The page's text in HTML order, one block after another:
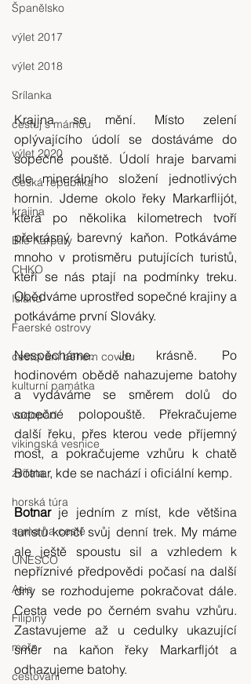
Španělsko
výlet 2017
výlet 2018
Srílanka
cestuj s mámou
výlet 2020
Česká republika
krajina
Bílé Karpaty
CHKO
Island
Faerské ostrovy
cestování během covidu
kulturní památka
vodopád
vikingská vesnice
zvířata
horská túra
sama na cestě
UNESCO
Asie
Filipíny
moře
cestování
Krajina se mění. Místo zelení
oplývajícího údolí se dostáváme do
sopečné pouště. Údolí hraje barvami
dle minerálního složení jednotlivých
hornin. Jdeme okolo řeky Markarflijót,
která po několika kilometrech tvoří
překrásný barevný kaňon. Potkáváme
mnoho v protisměru putujících turistů,
kteří se nás ptají na podmínky treku.
Obědváme uprostřed sopečné krajiny a
potkáváme první Slováky.
Nespěcháme. Je krásně. Po
hodinovém obědě nahazujeme batohy
a vydáváme se směrem dolů do
sopečné polopouště. Překračujeme
další řeku, přes kterou vede příjemný
most, a pokračujeme vzhůru k chatě
Botnar, kde se nachází i oficiální kemp.
Botnar je jedním z míst, kde většina
turistů končí svůj denní trek. My máme
ale ještě spoustu sil a vzhledem k
nepříznivé předpovědi počasí na další
dny se rozhodujeme pokračovat dále.
Cesta vede po černém svahu vzhůru.
Zastavujeme až u cedulky ukazující
směr na kaňon řeky Markarfljót a
odhazujeme batohy.